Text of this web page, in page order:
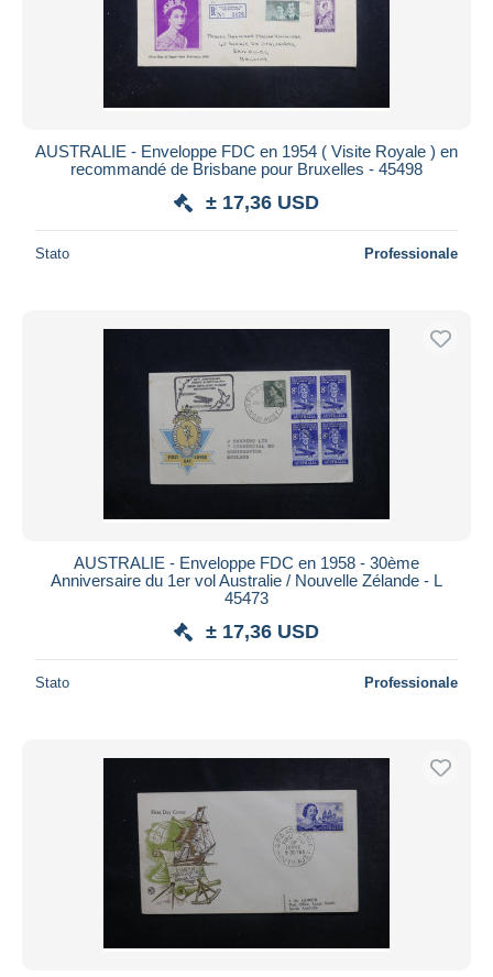
AUSTRALIE - Enveloppe FDC en 1954 ( Visite Royale ) en
recommandé de Brisbane pour Bruxelles - 45498
± 17,36 USD
Stato Professionale
AUSTRALIE - Enveloppe FDC en 1958 - 30ème
Anniversaire du 1er vol Australie / Nouvelle Zélande - L
45473
± 17,36 USD
Stato Professionale